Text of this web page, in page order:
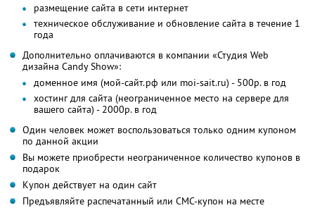
размещение сайта в сети интернет
техническое обслуживание и обновление сайта в течение 1
года
Дополнительно оплачиваются в компании «Студия Web
дизайна Candy Show»:
доменное имя (мой-сайт.рф или moi-sait.ru) - 500р. в год
хостинг для сайта (неограниченное место на сервере для
вашего сайта) - 2000р. в год
Один человек может воспользоваться только одним купоном
по данной акции
Вы можете приобрести неограниченное количество купонов в
подарок
Купон действует на один сайт
Предъявляйте распечатанный или СМС-купон на месте